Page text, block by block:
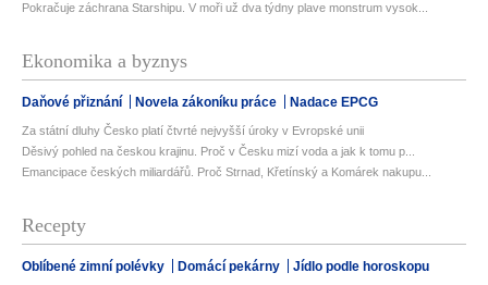
Pokračuje záchrana Starshipu. V moři už dva týdny plave monstrum vysok...
Ekonomika a byznys
Daňové přiznání Novela zákoníku práce Nadace EPCG
Za státní dluhy Česko platí čtvrté nejvyšší úroky v Evropské unii
Děsivý pohled na českou krajinu. Proč v Česku mizí voda a jak k tomu p...
Emancipace českých miliardářů. Proč Strnad, Křetínský a Komárek nakupu...
Recepty
Oblíbené zimní polévky Domácí pekárny Jídlo podle horoskopu